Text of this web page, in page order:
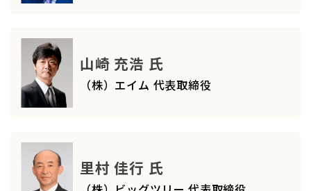
山崎 充浩 氏
（株）エイム 代表取締役
里村 佳行 氏